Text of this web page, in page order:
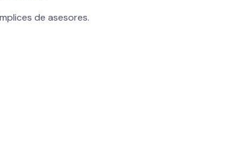
de asesores.